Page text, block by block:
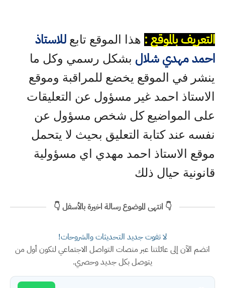
التعريف بالموقع : هذا الموقع تابع للاستاذ
احمد مهدي شلال بشكل رسمي وكل ما
ينشر في الموقع يخضع للمراقبة وموقع
الاستاذ احمد غير مسؤول عن التعليقات
على المواضيع كل شخص مسؤول عن
نفسه عند كتابة التعليق بحيث لا يتحمل
موقع الاستاذ احمد مهدي اي مسؤولية
قانونية حيال ذلك
👇 انتهى الموضوع رسالة اخيرة بالأسفل 👇
لا تفوت جديد التحديثات والشروحات!
انضم الآن إلى عائلتنا عبر منصات التواصل الاجتماعي لتكون أول من
يتوصل بكل جديد وحصري.